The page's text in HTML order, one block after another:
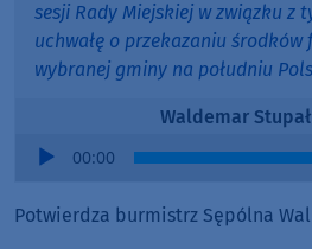
sesji Rady Miejskiej w związku z
uchwałę o przekazaniu środków
wybranej gminy na południu
Waldemar
Audio
00:00
Potwierdza burmistrz Sępólna